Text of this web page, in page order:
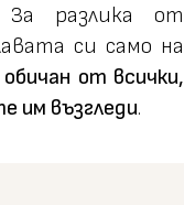
разлика от
си само на
от всички,
им възгледи.